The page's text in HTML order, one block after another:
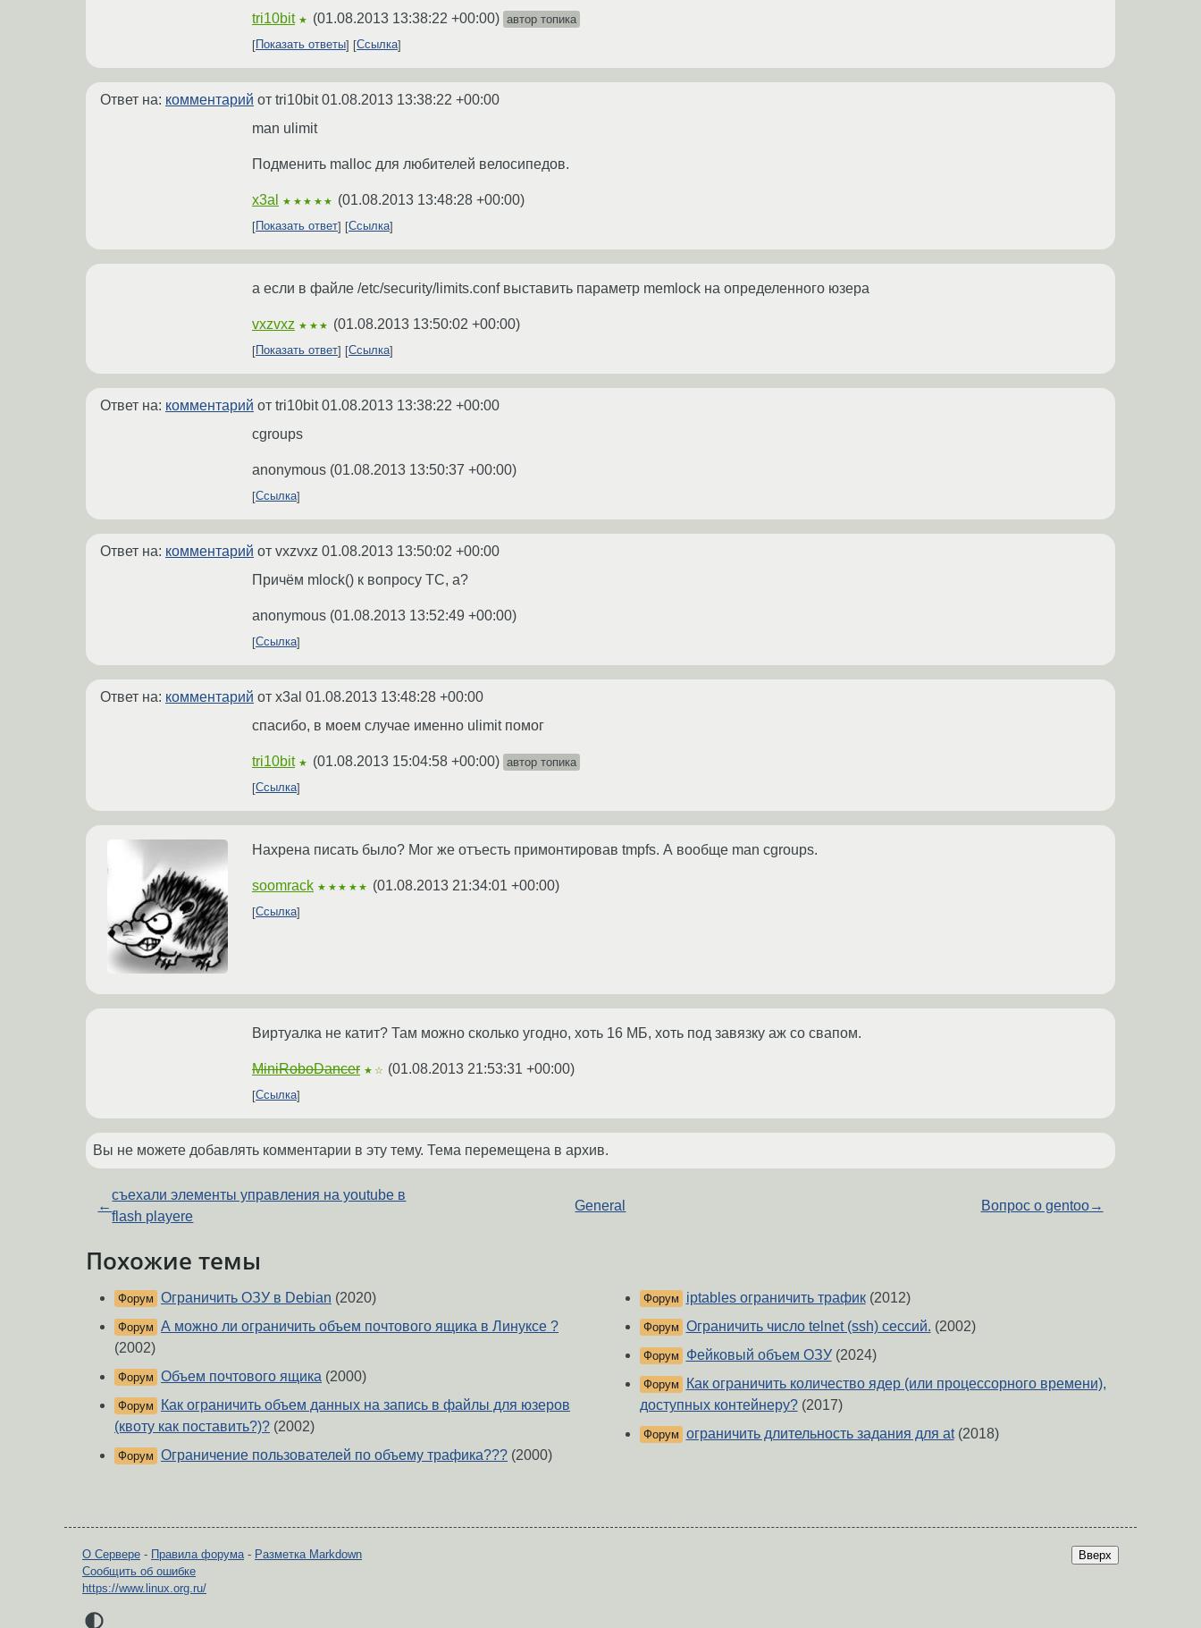
tri10bit ★ (01.08.2013 13:38:22 +00:00) автор топика
Показать ответы
Ссылка
Ответ на: комментарий от tri10bit01.08.2013 13:38:22 +00:00
man ulimit
Подменить malloc для любителей велосипедов.
x3al ★★★★★ (01.08.2013 13:48:28 +00:00)
Показать ответ Ссылка
а если в файле /etc/security/limits.conf выставить параметр memlock на определенного юзера
vxzvxz ★★★ (01.08.2013 13:50:02 +00:00)
Показать ответ Ссылка
Ответ на: комментарий от tri10bit01.08.2013 13:38:22 +00:00
cgroups
anonymous (01.08.2013 13:50:37 +00:00)
Ссылка
Ответ на: комментарий от vxzvxz 01.08.2013 13:50:02 +00:00
Причём mlock() к вопросу ТС, а?
anonymous (01.08.2013 13:52:49 +00:00)
Ссылка
Ответ на: комментарий от x3al 01.08.2013 13:48:28 +00:00
спасибо, в моем случае именно ulimit помог
tri10bit ★ (01.08.2013 15:04:58 +00:00) автор топика
Ссылка
Нахрена писать было? Мог же отъесть примонтировав tmpfs. А вообще man cgroups.
soomrack ★★★★★ (01.08.2013 21:34:01 +00:00)
Ссылка
Виртуалка не катит? Там можно сколько угодно, хоть 16 МБ, хоть под завязку аж со свапом.
MiniRoboDancer ★☆ (01.08.2013 21:53:31 +00:00)
Ссылка
Вы не можете добавлять комментарии в эту тему. Тема перемещена в архив.
←
съехали элементы управления на youtube в
flash playere
General Вопрос о gentoo→
Похожие темы
Форум Ограничить ОЗУ в Debian (2020)
Форум А можно ли ограничить объем почтового ящика в Линуксе ?
(2002)
Форум Объем почтового ящика (2000)
Форум
Как ограничить объем данных на запись в файлы для юзеров
(квоту как поставить?)? (2002)
Форум Ограничение пользователей по объему трафика??? (2000)
Форум iptables ограничить трафик(2012)
Форум Ограничить число telnet (ssh) сессий. (2002)
Форум Фейковый объем ОЗУ(2024)
Форум
Как ограничить количество ядер (или процессорного времени),
доступных контейнеру?(2017)
Форум ограничить длительность задания для at(2018)
Вверх
О Сервере - Правила форума- Разметка Markdown
Сообщить об ошибке
https://www.linux.org.ru/